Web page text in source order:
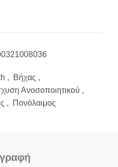
, Βήχας ,
Ανοσοποιητικού ,
, Πονόλαιμος